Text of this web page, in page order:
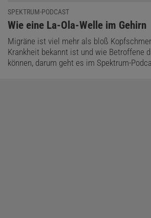
SPEKTRUM-PODCAST
:
Wie eine La-Ola-Welle im Gehirn
Migräne ist viel mehr als bloß
Krankheit bekannt ist und wie Betroffene
können, darum geht es im Spektrum-